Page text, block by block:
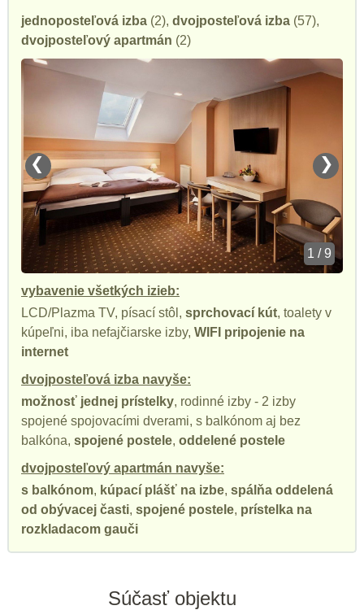
jednoposteľová izba (2), dvojposteľová izba (57),
dvojposteľový apartmán (2)
❮ ❯
1 / 9
vybavenie všetkých izieb:
LCD/Plazma TV, písací stôl, sprchovací kút, toalety v
kúpeľni, iba nefajčiarske izby, WIFI pripojenie na
internet
dvojposteľová izba navyše:
možnosť jednej prístelky, rodinné izby - 2 izby
spojené spojovacími dverami, s balkónom aj bez
balkóna, spojené postele, oddelené postele
dvojposteľový apartmán navyše:
s balkónom, kúpací plášť na izbe, spálňa oddelená
od obývacej časti, spojené postele, prístelka na
rozkladacom gauči
Súčasť objektu